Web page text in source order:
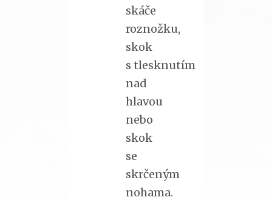
skáče
roznožku,
skok
s tlesknutím
nad
hlavou
nebo
skok
se
skrčeným
nohama.